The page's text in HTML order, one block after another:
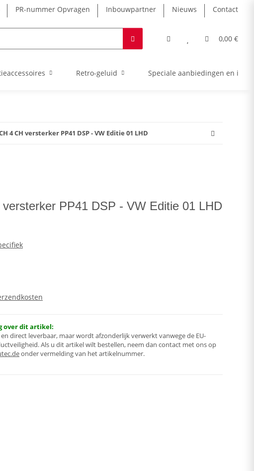
PR-nummer Opvragen Inbouwpartner Nieuws Contact
0,00 €
Retro-geluid Speciale aanbiedingen en
4 CH versterker PP41 DSP - VW Editie 01 LHD
versterker PP41 DSP - VW Editie 01 LHD
over dit artikel:
direct leverbaar, maar wordt afzonderlijk verwerkt vanwege de EU-
Als u dit artikel wilt bestellen, neem dan contact met ons op
onder vermelding van het artikelnummer.